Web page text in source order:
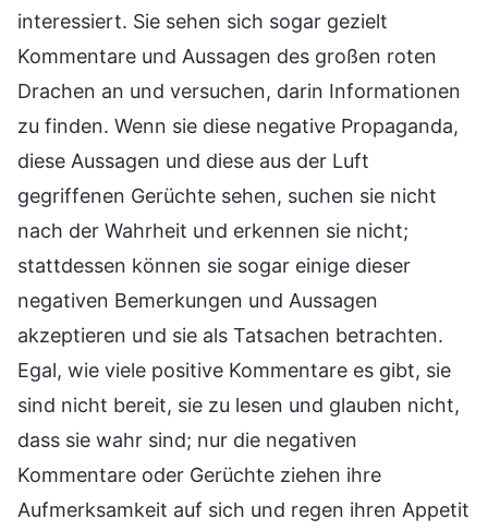
interessiert. Sie sehen sich sogar gezielt
Kommentare und Aussagen des großen roten
Drachen an und versuchen, darin Informationen
zu finden. Wenn sie diese negative Propaganda,
diese Aussagen und diese aus der Luft
gegriffenen Gerüchte sehen, suchen sie nicht
nach der Wahrheit und erkennen sie nicht;
stattdessen können sie sogar einige dieser
negativen Bemerkungen und Aussagen
akzeptieren und sie als Tatsachen betrachten.
Egal, wie viele positive Kommentare es gibt, sie
sind nicht bereit, sie zu lesen und glauben nicht,
dass sie wahr sind; nur die negativen
Kommentare oder Gerüchte ziehen ihre
Aufmerksamkeit auf sich und regen ihren Appetit